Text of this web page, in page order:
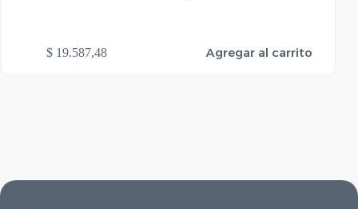
$ 19.587,48 Agregar al carrito